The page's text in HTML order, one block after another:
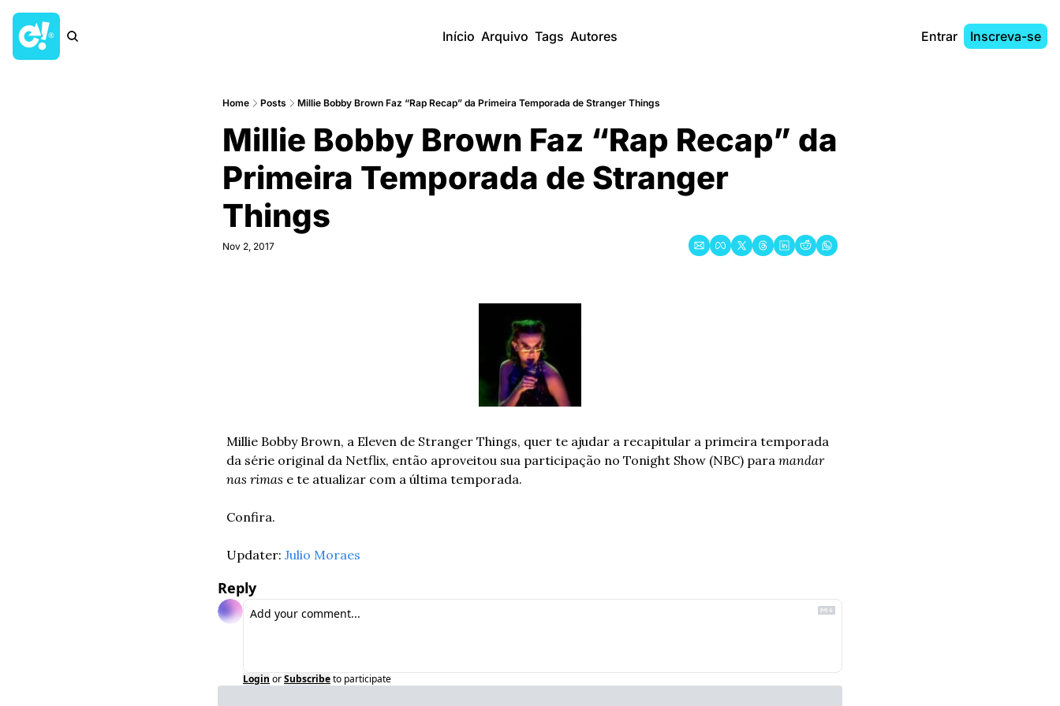
Início Arquivo Tags Autores Entrar Inscreva-se
Home Posts Millie Bobby Brown Faz “Rap Recap” da Primeira Temporada de Stranger Things
Millie Bobby Brown Faz “Rap Recap” da
Primeira Temporada de Stranger
Things
Nov 2, 2017
Millie Bobby Brown, a Eleven de Stranger Things, quer te ajudar a recapitular a primeira temporada
da série original da Netflix, então aproveitou sua participação no Tonight Show (NBC) para mandar
nas rimas e te atualizar com a última temporada.
Confira.
Updater: Julio Moraes
Reply
Login orSubscribeto participate